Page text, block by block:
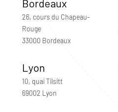
Bordeaux
26, cours du Chapeau-
Rouge
33000 Bordeaux
Lyon
10, quai Tilsitt
69002 Lyon